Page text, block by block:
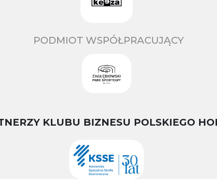
PODMIOT WSPÓŁPRACUJĄCY
KLUBU BIZNESU POLSKIEGO